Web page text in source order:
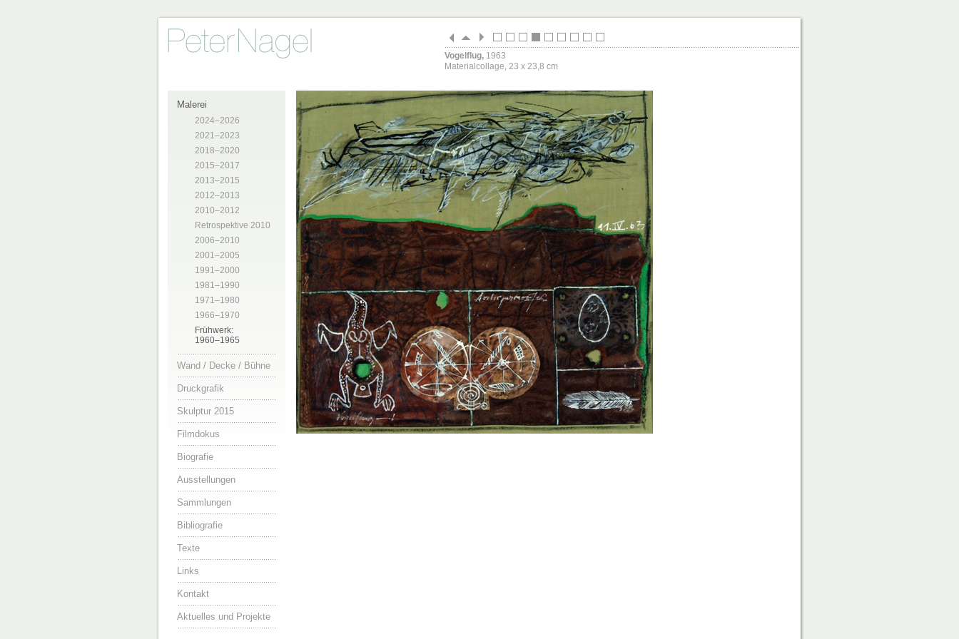
Malerei
2024–2026
2021–2023
2018–2020
2015–2017
2013–2015
2012–2013
2010–2012
Retrospektive 2010
2006–2010
2001–2005
1991–2000
1981–1990
1971–1980
1966–1970
Frühwerk:
1960–1965
Wand / Decke / Bühne
Druckgrafik
Skulptur 2015
Filmdokus
Biografie
Ausstellungen
Sammlungen
Bibliografie
Texte
Links
Kontakt
Aktuelles und Projekte
Vogelflug, 1963
Materialcollage, 23 x 23,8 cm